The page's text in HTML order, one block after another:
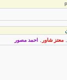
معتز شاور
احمد مصور